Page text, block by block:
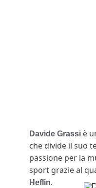
Davide Grassi è
che divide il suo
passione per la
sport grazie al
Heflin.